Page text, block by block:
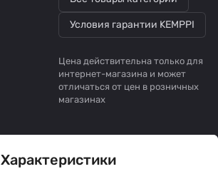
Условия гарантии KEMPPI
Цена действительна только для
интернет-магазина и может
отличаться от цен в розничных
магазинах
Характеристики